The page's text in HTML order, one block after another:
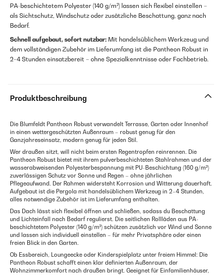
PA-beschichtetem Polyester (140 g/m²) lassen sich flexibel einstellen –
als Sichtschutz, Windschutz oder zusätzliche Beschattung, ganz nach
Bedarf.
Schnell aufgebaut, sofort nutzbar: Mit handelsüblichem Werkzeug und
dem vollständigen Zubehör im Lieferumfang ist die Pantheon Robust in
2–4 Stunden einsatzbereit – ohne Spezialkenntnisse oder Fachbetrieb.
Produktbeschreibung
Die Blumfeldt Pantheon Robust verwandelt Terrasse, Garten oder Innenhof
in einen wettergeschützten Außenraum – robust genug für den
Ganzjahreseinsatz, modern genug für jeden Stil.
Wer draußen sitzt, will nicht beim ersten Regentropfen reinrennen. Die
Pantheon Robust bietet mit ihrem pulverbeschichteten Stahlrahmen und der
wasserabweisenden Polyesterbespannung mit PU-Beschichtung (160 g/m²)
zuverlässigen Schutz vor Sonne und Regen – ohne jährlichen
Pflegeaufwand. Der Rahmen widersteht Korrosion und Witterung dauerhaft.
Aufgebaut ist die Pergola mit handelsüblichem Werkzeug in 2–4 Stunden,
alles notwendige Zubehör ist im Lieferumfang enthalten.
Das Dach lässt sich flexibel öffnen und schließen, sodass du Beschattung
und Lichteinfall nach Bedarf regulierst. Die seitlichen Rollläden aus PA-
beschichtetem Polyester (140 g/m²) schützen zusätzlich vor Wind und Sonne
und lassen sich individuell einstellen – für mehr Privatsphäre oder einen
freien Blick in den Garten.
Ob Essbereich, Loungeecke oder Kinderspielplatz unter freiem Himmel: Die
Pantheon Robust schafft einen klar definierten Außenraum, der
Wohnzimmerkomfort nach draußen bringt. Geeignet für Einfamilienhäuser,